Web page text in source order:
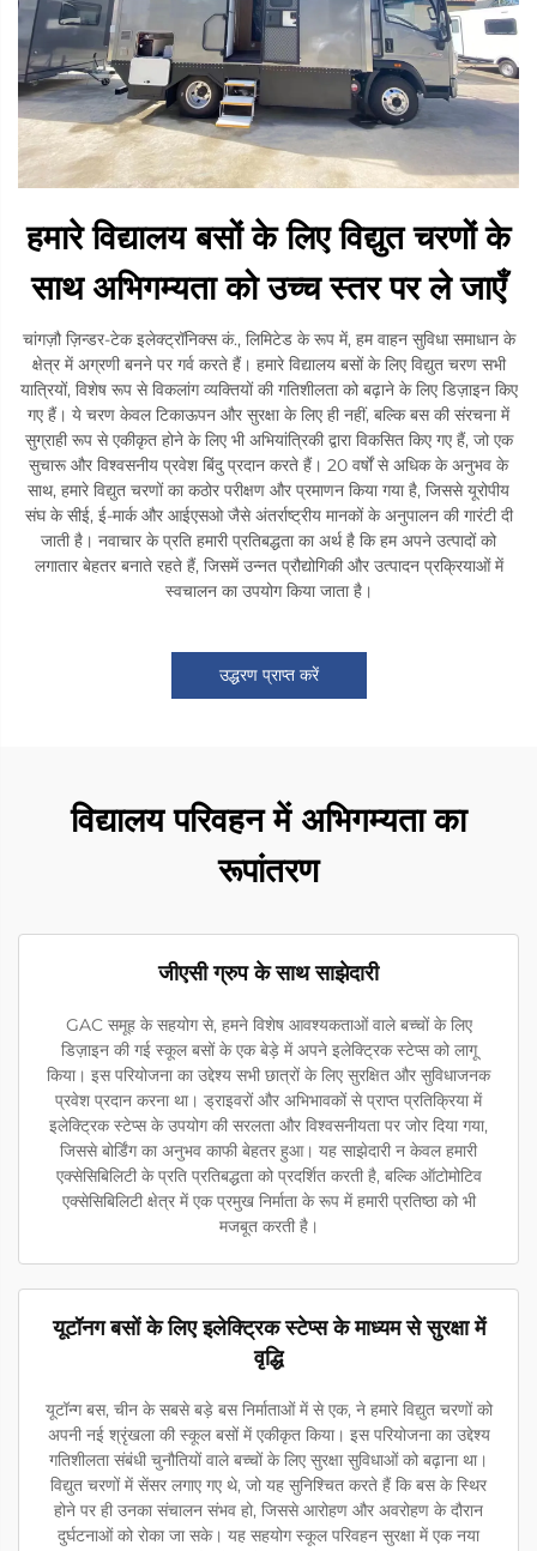
हमारे विद्यालय बसों के लिए विद्युत चरणों के
साथ अभिगम्यता को उच्च स्तर पर ले जाएँ
चांगज़ौ ज़िन्डर-टेक इलेक्ट्रॉनिक्स कं., लिमिटेड के रूप में, हम वाहन सुविधा समाधान के
क्षेत्र में अग्रणी बनने पर गर्व करते हैं। हमारे विद्यालय बसों के लिए विद्युत चरण सभी
यात्रियों, विशेष रूप से विकलांग व्यक्तियों की गतिशीलता को बढ़ाने के लिए डिज़ाइन किए
गए हैं। ये चरण केवल टिकाऊपन और सुरक्षा के लिए ही नहीं, बल्कि बस की संरचना में
सुग्राही रूप से एकीकृत होने के लिए भी अभियांत्रिकी द्वारा विकसित किए गए हैं, जो एक
सुचारू और विश्वसनीय प्रवेश बिंदु प्रदान करते हैं। 20 वर्षों से अधिक के अनुभव के
साथ, हमारे विद्युत चरणों का कठोर परीक्षण और प्रमाणन किया गया है, जिससे यूरोपीय
संघ के सीई, ई-मार्क और आईएसओ जैसे अंतर्राष्ट्रीय मानकों के अनुपालन की गारंटी दी
जाती है। नवाचार के प्रति हमारी प्रतिबद्धता का अर्थ है कि हम अपने उत्पादों को
लगातार बेहतर बनाते रहते हैं, जिसमें उन्नत प्रौद्योगिकी और उत्पादन प्रक्रियाओं में
स्वचालन का उपयोग किया जाता है।
उद्धरण प्राप्त करें
विद्यालय परिवहन में अभिगम्यता का
रूपांतरण
जीएसी ग्रुप के साथ साझेदारी
GAC समूह के सहयोग से, हमने विशेष आवश्यकताओं वाले बच्चों के लिए
डिज़ाइन की गई स्कूल बसों के एक बेड़े में अपने इलेक्ट्रिक स्टेप्स को लागू
किया। इस परियोजना का उद्देश्य सभी छात्रों के लिए सुरक्षित और सुविधाजनक
प्रवेश प्रदान करना था। ड्राइवरों और अभिभावकों से प्राप्त प्रतिक्रिया में
इलेक्ट्रिक स्टेप्स के उपयोग की सरलता और विश्वसनीयता पर जोर दिया गया,
जिससे बोर्डिंग का अनुभव काफी बेहतर हुआ। यह साझेदारी न केवल हमारी
एक्सेसिबिलिटी के प्रति प्रतिबद्धता को प्रदर्शित करती है, बल्कि ऑटोमोटिव
एक्सेसिबिलिटी क्षेत्र में एक प्रमुख निर्माता के रूप में हमारी प्रतिष्ठा को भी
मजबूत करती है।
यूटॉनग बसों के लिए इलेक्ट्रिक स्टेप्स के माध्यम से सुरक्षा में
वृद्धि
यूटॉन्ग बस, चीन के सबसे बड़े बस निर्माताओं में से एक, ने हमारे विद्युत चरणों को
अपनी नई श्रृंखला की स्कूल बसों में एकीकृत किया। इस परियोजना का उद्देश्य
गतिशीलता संबंधी चुनौतियों वाले बच्चों के लिए सुरक्षा सुविधाओं को बढ़ाना था।
विद्युत चरणों में सेंसर लगाए गए थे, जो यह सुनिश्चित करते हैं कि बस के स्थिर
होने पर ही उनका संचालन संभव हो, जिससे आरोहण और अवरोहण के दौरान
दुर्घटनाओं को रोका जा सके। यह सहयोग स्कूल परिवहन सुरक्षा में एक नया